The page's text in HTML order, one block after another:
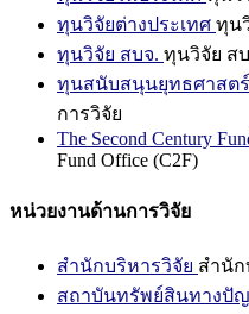
ทุนวิจัยต่างประเทศ ทุน
ทุนวิจัย สบจ. ทุนวิจัย ส
ทุนสนับสนุนยุทธศาสตร์
การวิจัย
The Second Century
Fund Office (C2F)
หน่วยงานด้านการวิจัย
สำนักบริหารวิจัย สำนัก
สถาบันทรัพย์สินทางปั